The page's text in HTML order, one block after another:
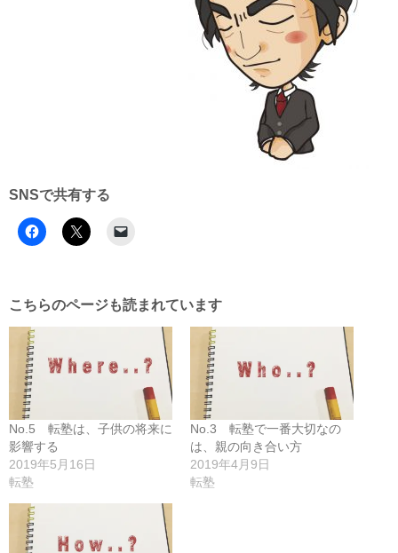
SNSで共有する
こちらのページも読まれています
No.5 転塾は、子供の将来に
影響する
2019年5月16日
転塾
No.3 転塾で一番大切なの
は、親の向き合い方
2019年4月9日
転塾